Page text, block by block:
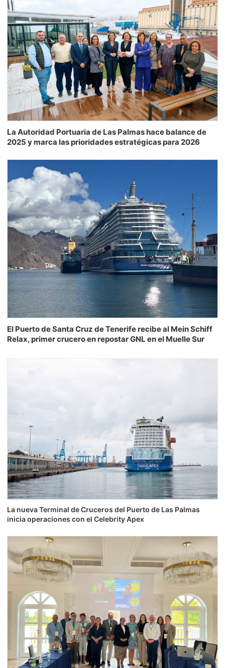
La Autoridad Portuaria de Las Palmas hace balance de
2025 y marca las prioridades estratégicas para 2026
El Puerto de Santa Cruz de Tenerife recibe al Mein Schiff
Relax, primer crucero en repostar GNL en el Muelle Sur
La nueva Terminal de Cruceros del Puerto de Las Palmas
inicia operaciones con el Celebrity Apex